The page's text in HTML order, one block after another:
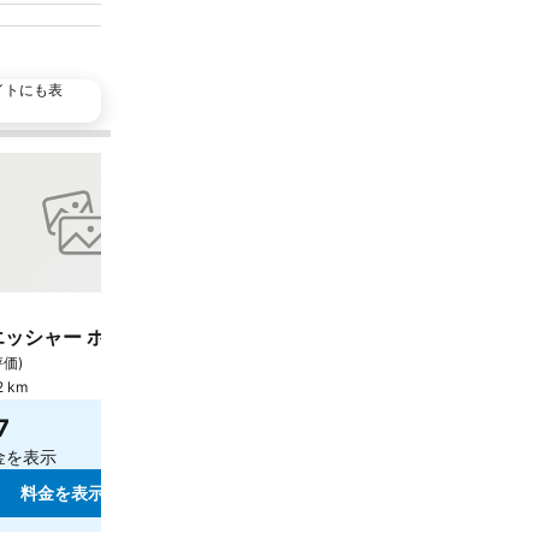
トにも表
加
シャー ホフ - アダルト オンリー
)
km
を表示
料金を表示